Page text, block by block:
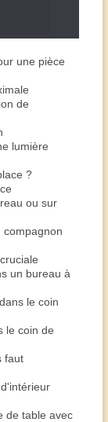
une pièce
de
lumière
?
ou sur
compagnon
un bureau à
le coin
le coin de
faut
de table avec